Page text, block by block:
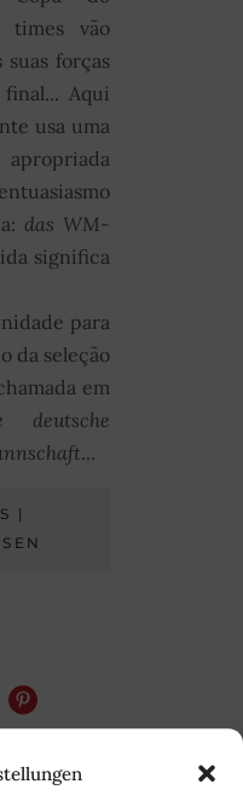
times vão
suas forças
Aqui
usa uma
das WM-
significa
para
da seleção
em
deutsche
...
|